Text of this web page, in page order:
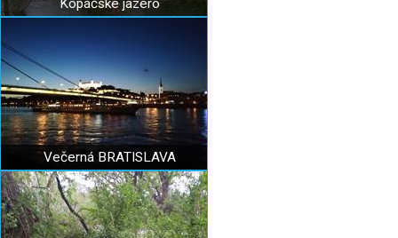
Kopáčske jazero
Večerná BRATISLAVA